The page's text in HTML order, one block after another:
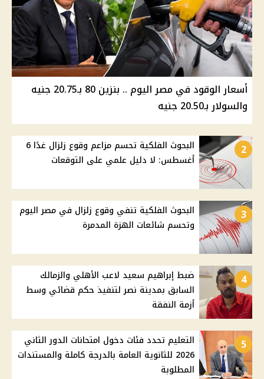
أسعار الوقود في مصر اليوم .. بنزين 80 بـ20.75 جنيه
والسولار بـ20.50 جنيه
2
البحوث الفلكية تحسم مزاعم وقوع زلزال غدًا 6
أغسطس: لا دليل علمي على التوقعات
3
البحوث الفلكية تنفي وقوع زلزال في مصر اليوم
وتحسم شائعات الهزة المدمرة
4
ضبط إبراهيم سعيد لاعب الأهلي والزمالك
السابق بمدينة نصر لتنفيذ حكم قضائي وسط
أزمة النفقة
5
التعليم تحدد فئات دخول امتحانات الدور الثاني
2026 للثانوية العامة بالدرجة كاملة والمستندات
المطلوبة